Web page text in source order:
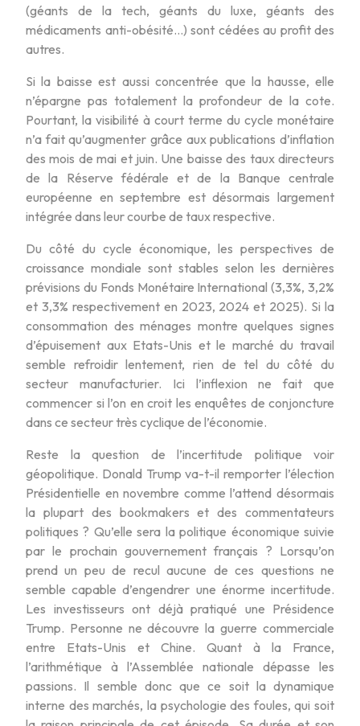
(géants de la tech, géants du luxe, géants des
médicaments anti-obésité…) sont cédées au profit des
autres.
Si la baisse est aussi concentrée que la hausse, elle
n’épargne pas totalement la profondeur de la cote.
Pourtant, la visibilité à court terme du cycle monétaire
n’a fait qu’augmenter grâce aux publications d’inflation
des mois de mai et juin. Une baisse des taux directeurs
de la Réserve fédérale et de la Banque centrale
européenne en septembre est désormais largement
intégrée dans leur courbe de taux respective.
Du côté du cycle économique, les perspectives de
croissance mondiale sont stables selon les dernières
prévisions du Fonds Monétaire International (3,3%, 3,2%
et 3,3% respectivement en 2023, 2024 et 2025). Si la
consommation des ménages montre quelques signes
d’épuisement aux Etats-Unis et le marché du travail
semble refroidir lentement, rien de tel du côté du
secteur manufacturier. Ici l’inflexion ne fait que
commencer si l’on en croit les enquêtes de conjoncture
dans ce secteur très cyclique de l’économie.
Reste la question de l’incertitude politique voir
géopolitique. Donald Trump va-t-il remporter l’élection
Présidentielle en novembre comme l’attend désormais
la plupart des bookmakers et des commentateurs
politiques ? Qu’elle sera la politique économique suivie
par le prochain gouvernement français ? Lorsqu’on
prend un peu de recul aucune de ces questions ne
semble capable d’engendrer une énorme incertitude.
Les investisseurs ont déjà pratiqué une Présidence
Trump. Personne ne découvre la guerre commerciale
entre Etats-Unis et Chine. Quant à la France,
l’arithmétique à l’Assemblée nationale dépasse les
passions. Il semble donc que ce soit la dynamique
interne des marchés, la psychologie des foules, qui soit